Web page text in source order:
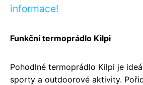
informace!
Funkční termoprádlo Kilpi
Pohodlné termoprádlo Kilpi je
sporty a outdoorové aktivity.